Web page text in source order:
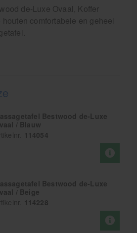
de-Luxe Ovaal, Koffer
houten comfortabele en geheel
Bestwood de-Luxe
/ Blauw
114054
Bestwood de-Luxe
/ Beige
114228